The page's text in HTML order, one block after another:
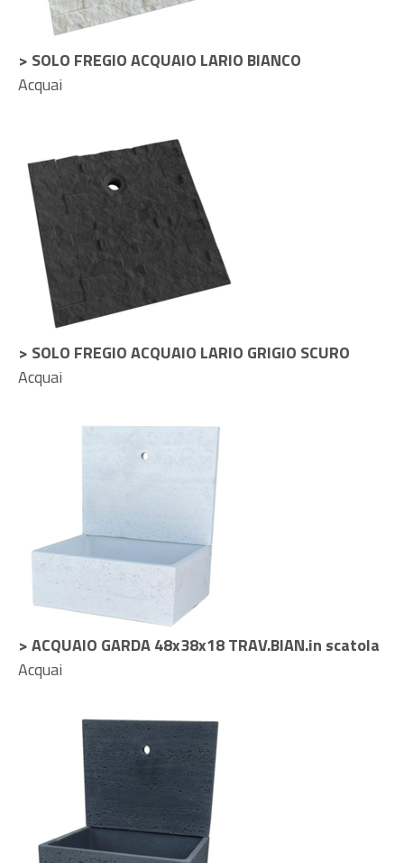
> SOLO FREGIO ACQUAIO LARIO BIANCO
Acquai
> SOLO FREGIO ACQUAIO LARIO GRIGIO SCURO
Acquai
> ACQUAIO GARDA 48x38x18 TRAV.BIAN.in scatola
Acquai